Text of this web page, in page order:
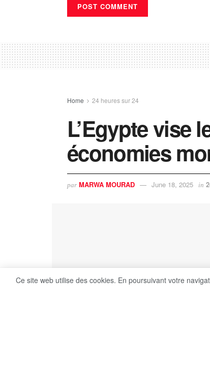
Home 24 heures sur 24
L’Egypte vise
économies
par MARWA MOURAD June 18, 2025 in
Ce site web utilise des cookies. En poursuivant votre